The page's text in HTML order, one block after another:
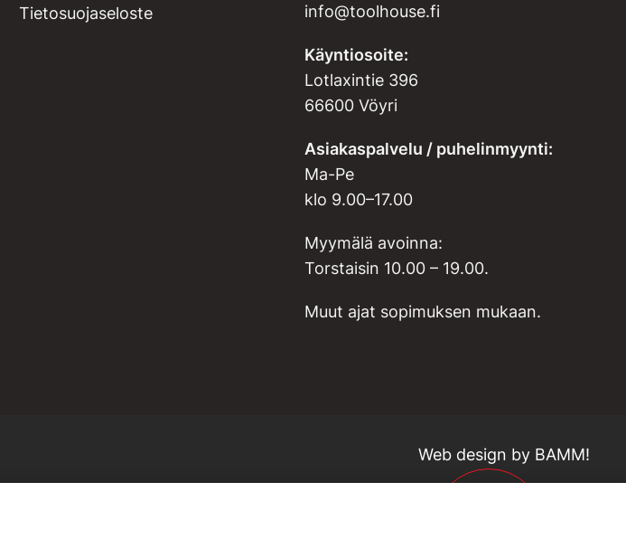
Tietosuojaseloste
info@toolhouse.fi
Käyntiosoite:
Lotlaxintie 396
66600 Vöyri
Asiakaspalvelu / puhelinmyynti:
Ma-Pe
klo 9.00–17.00
Myymälä avoinna:
Torstaisin 10.00 – 19.00.
Muut ajat sopimuksen mukaan.
Web design by BAMM!